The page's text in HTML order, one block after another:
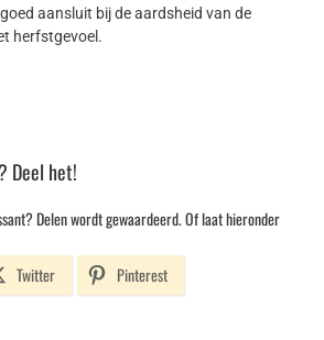
aansluit bij de aardsheid van de
herfstgevoel.
Deel het!
Delen wordt gewaardeerd. Of laat hieronder
Twitter
Pinterest